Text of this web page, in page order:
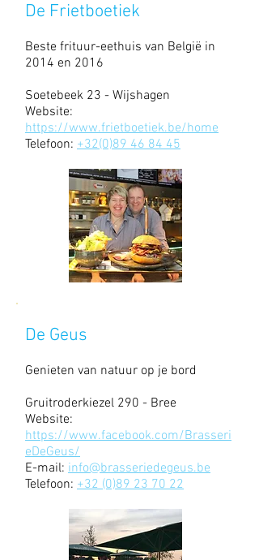
De Frietboetiek
Beste frituur-eethuis van België in
2014 en 2016
Soetebeek 23 - Wijshagen
Website:
https://www.frietboetiek.be/home
Telefoon: +32(0)89 46 84 45
De Geus
Genieten van natuur op je bord
Gruitroderkiezel 290 - Bree
Website:
https://www.facebook.com/Brasseri
eDeGeus/
E-mail: info@brasseriedegeus.be
Telefoon: +32 (0)89 23 70 22